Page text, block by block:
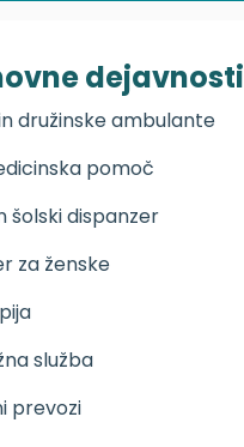
dejavnosti
družinske ambulante
pomoč
šolski dispanzer
za ženske
služba
prevozi